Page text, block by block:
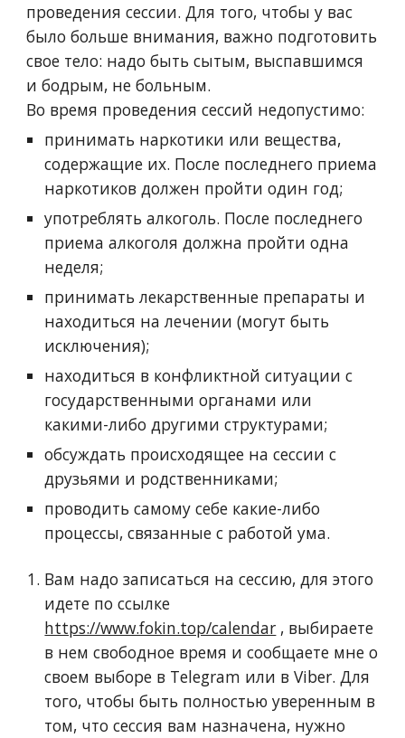
проведения сессии. Для того, чтобы у вас
было больше внимания, важно подготовить
свое тело: надо быть сытым, выспавшимся
и бодрым, не больным.
Во время проведения сессий недопустимо:
принимать наркотики или вещества,
содержащие их. После последнего приема
наркотиков должен пройти один год;
употреблять алкоголь. После последнего
приема алкоголя должна пройти одна
неделя;
принимать лекарственные препараты и
находиться на лечении (могут быть
исключения);
находиться в конфликтной ситуации с
государственными органами или
какими-либо другими структурами;
обсуждать происходящее на сессии с
друзьями и родственниками;
проводить самому себе какие-либо
процессы, связанные с работой ума.
Вам надо записаться на сессию, для этого
идете по ссылке
https://www.fokin.top/calendar , выбираете
в нем свободное время и сообщаете мне о
своем выборе в Telegram или в Viber. Для
того, чтобы быть полностью уверенным в
том, что сессия вам назначена, нужно